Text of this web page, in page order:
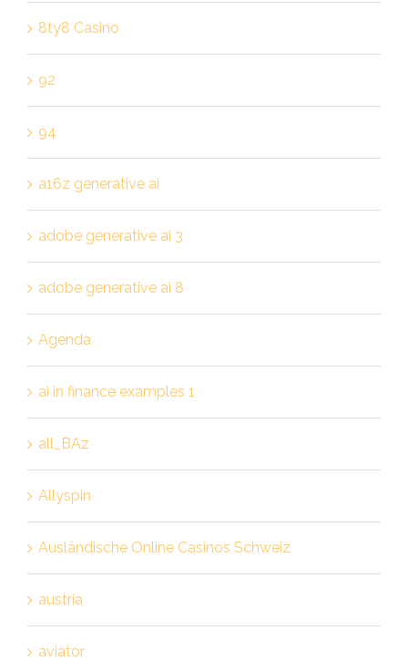
8ty8 Casino
92
94
a16z generative ai
adobe generative ai 3
adobe generative ai 8
Agenda
ai in finance examples 1
all_BAz
Allyspin
Ausländische Online Casinos Schweiz
austria
aviator